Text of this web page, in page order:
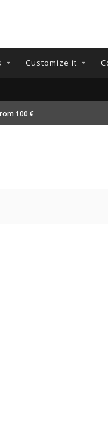
Customize it
100 €